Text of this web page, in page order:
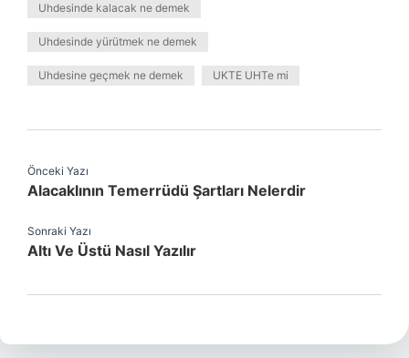
Uhdesinde kalacak ne demek
Uhdesinde yürütmek ne demek
Uhdesine geçmek ne demek UKTE UHTe mi
Önceki Yazı
Alacaklının Temerrüdü Şartları Nelerdir
Sonraki Yazı
Altı Ve Üstü Nasıl Yazılır